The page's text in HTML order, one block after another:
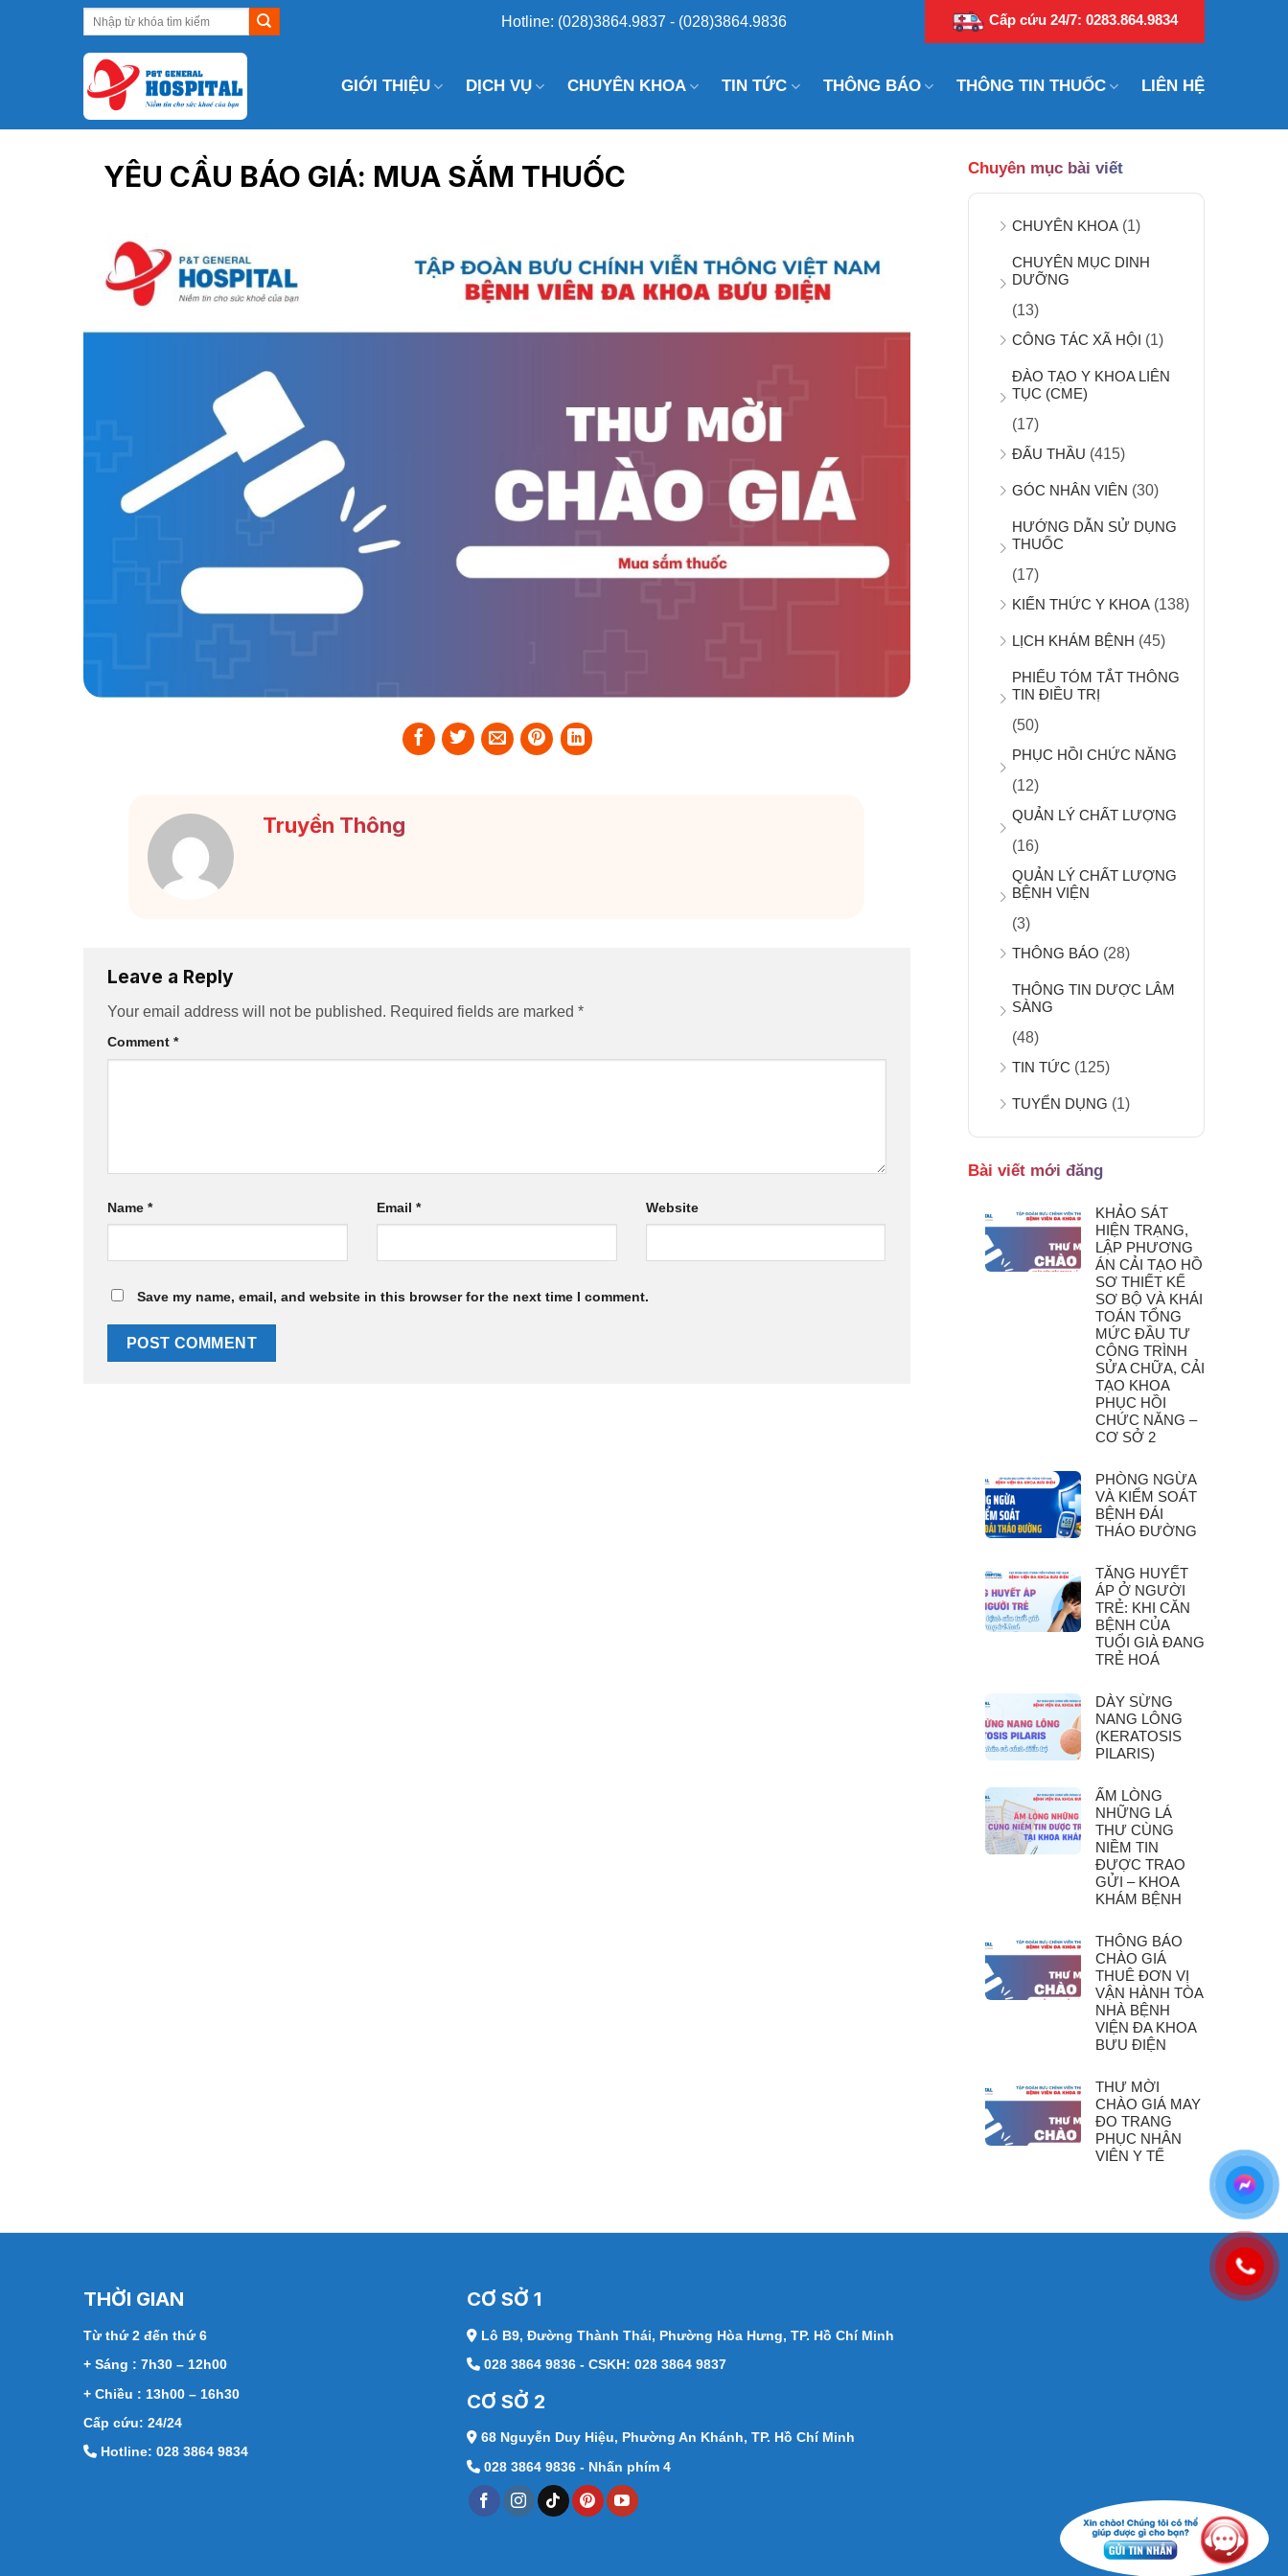
Hotline: (028)3864.9837 - (028)3864.9836 Cấp cứu 24/7: 0283.864.9834
GIỚI THIỆU DỊCH VỤ CHUYÊN KHOA TIN TỨC THÔNG BÁO THÔNG TIN THUỐC LIÊN HỆ
YÊU CẦU BÁO GIÁ: MUA SẮM THUỐC
Truyền Thông
Leave a Reply
Your email address will not be published. Required fields are marked *
Comment *
Name * Email * Website
Save my name, email, and website in this browser for the next time I comment.
Chuyên mục bài viết
CHUYÊN KHOA(1)
CHUYÊN MỤC DINH
DƯỠNG
(13)
CÔNG TÁC XÃ HỘI (1)
ĐÀO TẠO Y KHOA LIÊN
TỤC (CME)
(17)
ĐẤU THẦU (415)
GÓC NHÂN VIÊN (30)
HƯỚNG DẪN SỬ DỤNG
THUỐC
(17)
KIẾN THỨC Y KHOA(138)
LỊCH KHÁM BỆNH (45)
PHIẾU TÓM TẮT THÔNG
TIN ĐIỀU TRỊ
(50)
PHỤC HỒI CHỨC NĂNG
(12)
QUẢN LÝ CHẤT LƯỢNG
(16)
QUẢN LÝ CHẤT LƯỢNG
BỆNH VIỆN
(3)
THÔNG BÁO (28)
THÔNG TIN DƯỢC LÂM
SÀNG
(48)
TIN TỨC (125)
TUYỂN DỤNG (1)
Bài viết mới đăng
KHẢO SÁT
HIỆN TRẠNG,
LẬP PHƯƠNG
ÁN CẢI TẠO HỒ
SƠ THIẾT KẾ
SƠ BỘ VÀ KHÁI
TOÁN TỔNG
MỨC ĐẦU TƯ
CÔNG TRÌNH
SỬA CHỮA, CẢI
TẠO KHOA
PHỤC HỒI
CHỨC NĂNG –
CƠ SỞ 2
PHÒNG NGỪA
VÀ KIỂM SOÁT
BỆNH ĐÁI
THÁO ĐƯỜNG
TĂNG HUYẾT
ÁP Ở NGƯỜI
TRẺ: KHI CĂN
BỆNH CỦA
TUỔI GIÀ ĐANG
TRẺ HOÁ
DÀY SỪNG
NANG LÔNG
(KERATOSIS
PILARIS)
ẤM LÒNG
NHỮNG LÁ
THƯ CÙNG
NIỀM TIN
ĐƯỢC TRAO
GỬI – KHOA
KHÁM BỆNH
THÔNG BÁO
CHÀO GIÁ
THUÊ ĐƠN VỊ
VẬN HÀNH TÒA
NHÀ BỆNH
VIỆN ĐA KHOA
BƯU ĐIỆN
THƯ MỜI
CHÀO GIÁ MAY
ĐO TRANG
PHỤC NHÂN
VIÊN Y TẾ
THỜI GIAN
Từ thứ 2 đến thứ 6
+ Sáng : 7h30 – 12h00
+ Chiều : 13h00 – 16h30
Cấp cứu: 24/24
Hotline: 028 3864 9834
CƠ SỞ 1
Lô B9, Đường Thành Thái, Phường Hòa Hưng, TP. Hồ Chí Minh
028 3864 9836 - CSKH: 028 3864 9837
CƠ SỞ 2
68 Nguyễn Duy Hiệu, Phường An Khánh, TP. Hồ Chí Minh
028 3864 9836 - Nhấn phím 4